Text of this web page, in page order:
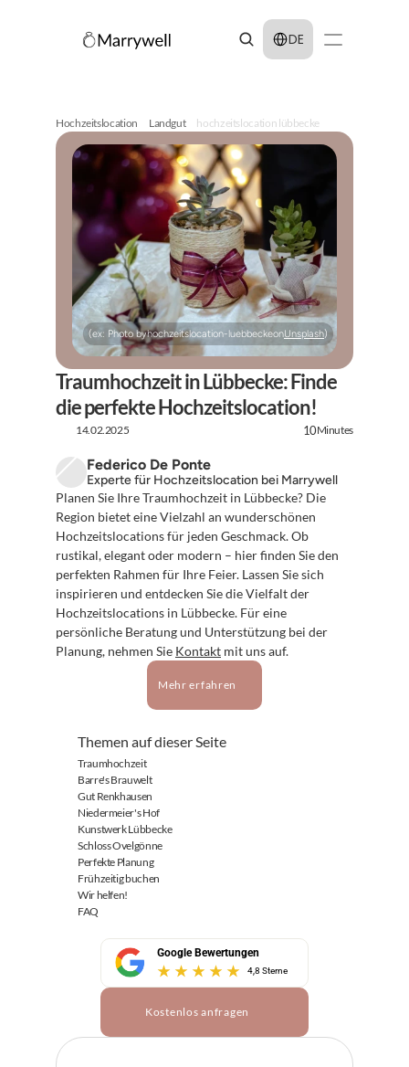
Select Language
DE
Hochzeitslocation Landgut hochzeitslocation lübbecke
(ex: Photo byhochzeitslocation-luebbeckeonUnsplash)
Traumhochzeit in Lübbecke: Finde
die perfekte Hochzeitslocation!
14.02.2025 10Minutes
Federico De Ponte
Experte für Hochzeitslocation bei Marrywell
Planen Sie Ihre Traumhochzeit in Lübbecke? Die
Region bietet eine Vielzahl an wunderschönen
Hochzeitslocations für jeden Geschmack. Ob
rustikal, elegant oder modern – hier finden Sie den
perfekten Rahmen für Ihre Feier. Lassen Sie sich
inspirieren und entdecken Sie die Vielfalt der
Hochzeitslocations in Lübbecke. Für eine
persönliche Beratung und Unterstützung bei der
Planung, nehmen Sie Kontakt mit uns auf.
Mehr erfahren
Themen auf dieser Seite
Traumhochzeit
Barre's Brauwelt
Gut Renkhausen
Niedermeier's Hof
Kunstwerk Lübbecke
Schloss Ovelgönne
Perfekte Planung
Frühzeitig buchen
Wir helfen!
FAQ
Google Bewertungen
4,8 Sterne
Kostenlos anfragen